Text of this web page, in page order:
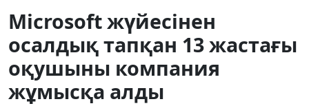
Microsoft жүйесінен
осалдық тапқан 13 жастағы
оқушыны компания
жұмысқа алды